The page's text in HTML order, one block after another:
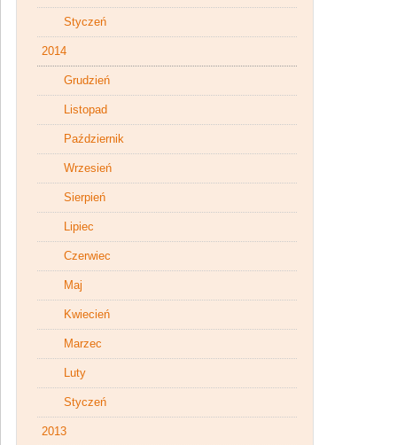
Styczeń
2014
Grudzień
Listopad
Październik
Wrzesień
Sierpień
Lipiec
Czerwiec
Maj
Kwiecień
Marzec
Luty
Styczeń
2013